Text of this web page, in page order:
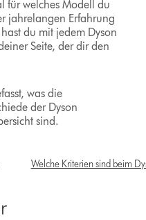
für welches Modell du
jahrelangen Erfahrung
du mit jedem Dyson
Seite, der dir den
was die
der Dyson
sind.
Welche Kriterien sind beim